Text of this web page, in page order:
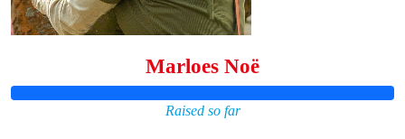
Marloes Noë
Raised so far